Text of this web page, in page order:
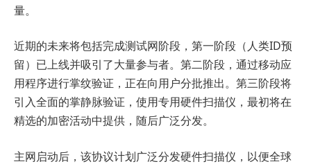
量。
近期的未来将包括完成测试网阶段，第一阶段（人类ID预
留）已上线并吸引了大量参与者。第二阶段，通过移动应
用程序进行掌纹验证，正在向用户分批推出。第三阶段将
引入全面的掌静脉验证，使用专用硬件扫描仪，最初将在
精选的加密活动中提供，随后广泛分发。
主网启动后，该协议计划广泛分发硬件扫描仪，以便全球